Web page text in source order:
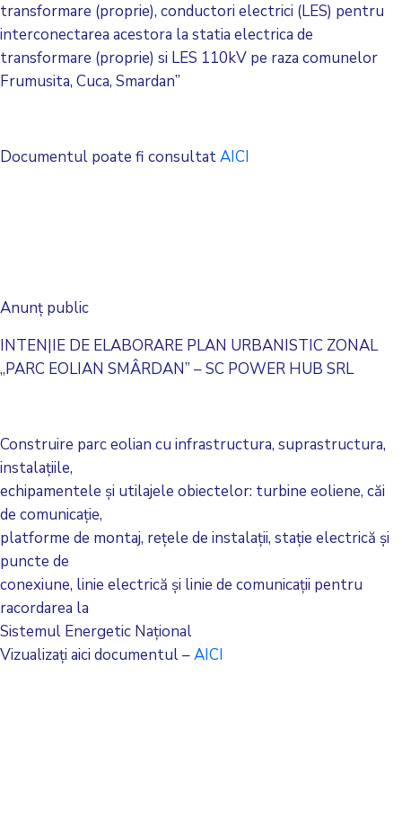
transformare (proprie), conductori electrici (LES) pentru
interconectarea acestora la statia electrica de
transformare (proprie) si LES 110kV pe raza comunelor
Frumusita, Cuca, Smardan”
Documentul poate fi consultatAICI
Anunț public
INTEN|IE DE ELABORARE PLAN URBANISTIC ZONAL
„PARC EOLIAN SMÂRDAN” – SC POWER HUB SRL
Construire parc eolian cu infrastructura, suprastructura,
instalațiile,
echipamentele și utilajele obiectelor: turbine eoliene, căi
de comunicație,
platforme de montaj, rețele de instalații, stație electrică și
puncte de
conexiune, linie electrică și linie de comunicații pentru
racordarea la
Sistemul Energetic Național
Vizualizați aici documentul –AICI